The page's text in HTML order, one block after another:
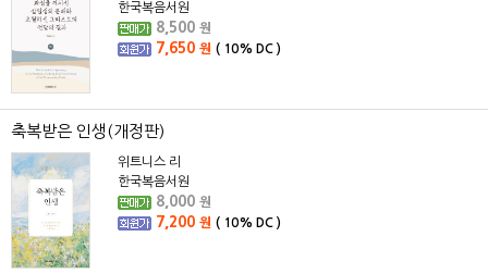
한국복음서원
8,500 원
7,650 원 ( 10% DC )
축복받은 인생(개정판)
위트니스 리
한국복음서원
8,000 원
7,200 원 ( 10% DC )